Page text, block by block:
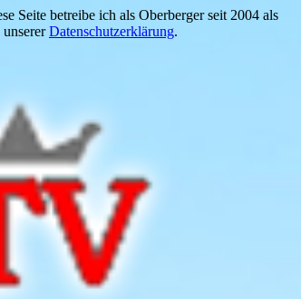
Seite betreibe ich als Oberberger seit 2004 als
Datenschutzerklärung.